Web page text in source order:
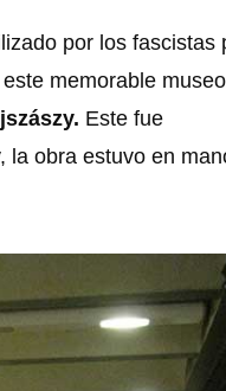
por los fascistas
memorable
Este fue
la obra estuvo en